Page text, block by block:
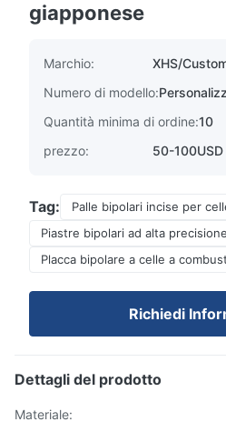
giapponese
Marchio:
XHS/
Numero di modello:
Quantità minima di ordine:10
prezzo:
50-100USD
Tag:
Palle bipolari incise per
Piastre bipolari ad alta
Placca bipolare a celle a
Richiedi
Dettagli del prodotto
Materiale: